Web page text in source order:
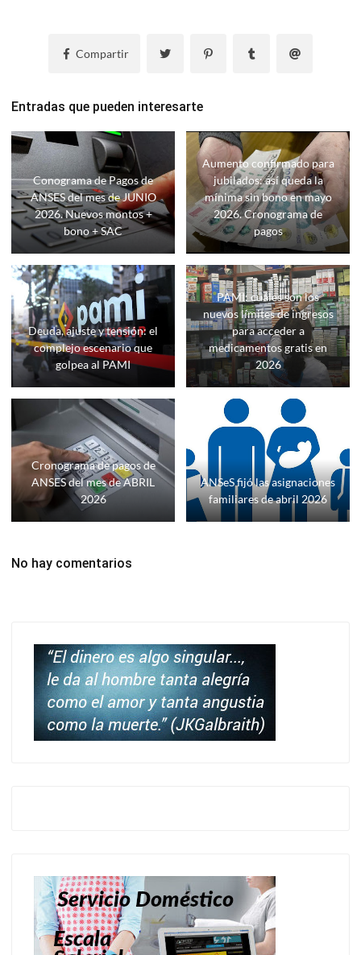
Compartir
Entradas que pueden interesarte
Conograma de Pagos de
ANSES del mes de JUNIO
2026. Nuevos montos +
bono + SAC
Aumento confirmado para
jubilados: así queda la
mínima sin bono en mayo
2026. Cronograma de
pagos
Deuda, ajuste y tensión: el
complejo escenario que
golpea al PAMI
PAMI: cuáles son los
nuevos límites de ingresos
para acceder a
medicamentos gratis en
2026
Cronograma de pagos de
ANSES del mes de ABRIL
2026
ANSeS fijó las asignaciones
familiares de abril 2026
No hay comentarios